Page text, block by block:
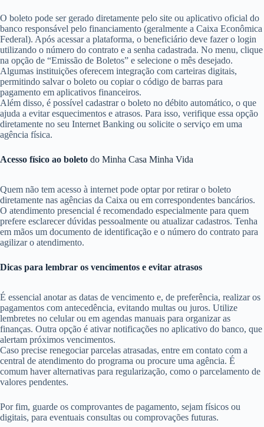
O boleto pode ser gerado diretamente pelo site ou aplicativo oficial do
banco responsável pelo financiamento (geralmente a Caixa Econômica
Federal). Após acessar a plataforma, o beneficiário deve fazer o login
utilizando o número do contrato e a senha cadastrada. No menu, clique
na opção de “Emissão de Boletos” e selecione o mês desejado.
Algumas instituições oferecem integração com carteiras digitais,
permitindo salvar o boleto ou copiar o código de barras para
pagamento em aplicativos financeiros.
Além disso, é possível cadastrar o boleto no débito automático, o que
ajuda a evitar esquecimentos e atrasos. Para isso, verifique essa opção
diretamente no seu Internet Banking ou solicite o serviço em uma
agência física.
Acesso físico ao boleto do Minha Casa Minha Vida
Quem não tem acesso à internet pode optar por retirar o boleto
diretamente nas agências da Caixa ou em correspondentes bancários.
O atendimento presencial é recomendado especialmente para quem
prefere esclarecer dúvidas pessoalmente ou atualizar cadastros. Tenha
em mãos um documento de identificação e o número do contrato para
agilizar o atendimento.
Dicas para lembrar os vencimentos e evitar atrasos
É essencial anotar as datas de vencimento e, de preferência, realizar os
pagamentos com antecedência, evitando multas ou juros. Utilize
lembretes no celular ou em agendas manuais para organizar as
finanças. Outra opção é ativar notificações no aplicativo do banco, que
alertam próximos vencimentos.
Caso precise renegociar parcelas atrasadas, entre em contato com a
central de atendimento do programa ou procure uma agência. É
comum haver alternativas para regularização, como o parcelamento de
valores pendentes.
Por fim, guarde os comprovantes de pagamento, sejam físicos ou
digitais, para eventuais consultas ou comprovações futuras.